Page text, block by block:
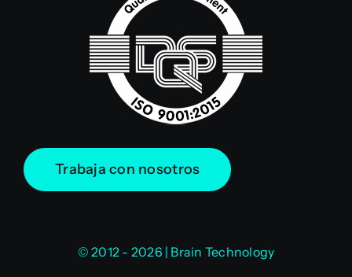
Trabaja con nosotros
© 2012 - 2026 | Brain Technology